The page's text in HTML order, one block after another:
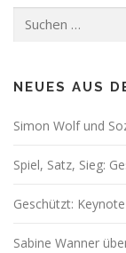
nach:
NEUES AUS
Simon Wolf und
Spiel, Satz, Sieg:
Geschützt:
Sabine Wanner